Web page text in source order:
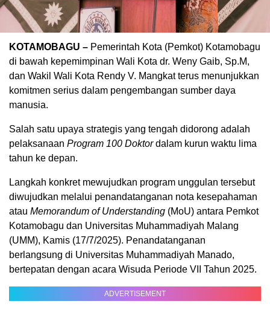
KOTAMOBAGU – Pemerintah Kota (Pemkot) Kotamobagu
di bawah kepemimpinan Wali Kota dr. Weny Gaib, Sp.M,
dan Wakil Wali Kota Rendy V. Mangkat terus menunjukkan
komitmen serius dalam pengembangan sumber daya
manusia.
Salah satu upaya strategis yang tengah didorong adalah
pelaksanaan Program 100 Doktordalam kurun waktu lima
tahun ke depan.
Langkah konkret mewujudkan program unggulan tersebut
diwujudkan melalui penandatanganan nota kesepahaman
atau Memorandum of Understanding (MoU) antara Pemkot
Kotamobagu dan Universitas Muhammadiyah Malang
(UMM), Kamis (17/7/2025). Penandatanganan
berlangsung di Universitas Muhammadiyah Manado,
bertepatan dengan acara Wisuda Periode VII Tahun 2025.
ADVERTISEMENT